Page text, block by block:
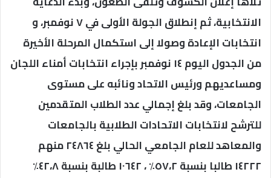
الانتخابية، ثم إنطلاق الجولة الأولى في ٧ نوفمبر، و
انتخابات الإعادة وصولا إلى استكمال المرحلة الأخيرة
من الجدول اليوم ١٤ نوفمبر بإجراء انتخابات أمناء اللجان
ومساعديهم ورئيس الاتحاد ونائبه على مستوى
الجامعات، وقد بلغ إجمالي عدد الطلاب المتقدمين
للترشح لانتخابات الاتحادات الطلابية بالجامعات
والمعاهد للعام الجامعي الحالي بلغ ٢٤٨٦٤ منهم
١٤٢٢٢ طالبا بنسبة ٥٧،٢٪ ، ١٠٦٤٢ طالبة بنسبة ٤٢،٨٪